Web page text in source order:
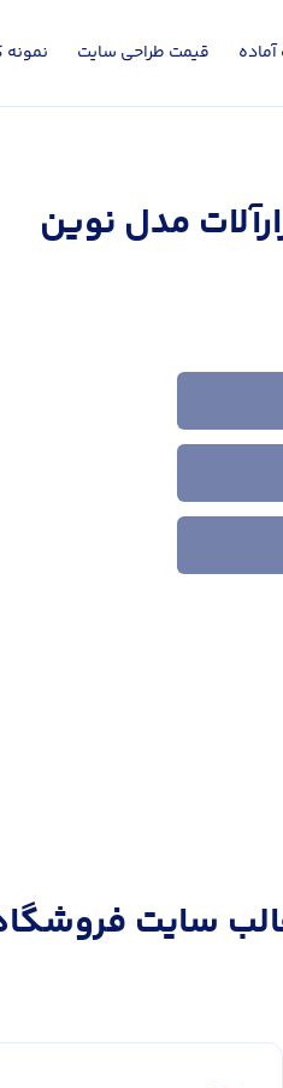
قیمت طراحی سایت نمونه
مدل نوین
سايت